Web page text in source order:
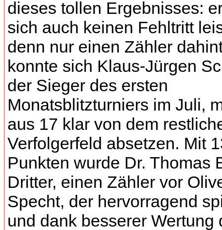
dieses tollen Ergebnisses:
sich auch keinen Fehltritt
denn nur einen Zähler
konnte sich Klaus-Jürgen
der Sieger des ersten
Monatsblitzturniers im Juli,
aus 17 klar von dem
Verfolgerfeld absetzen. Mit
Punkten wurde Dr. Thomas
Dritter, einen Zähler vor
Specht, der hervorragend
und dank besserer Wertung